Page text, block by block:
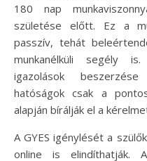
180 nap
születése előtt. Ez a
passzív, tehát
munkanélküli segély
igazolások
hatóságok csak a
alapján bírálják el a
A GYES igénylését a
online is elindíthatják.